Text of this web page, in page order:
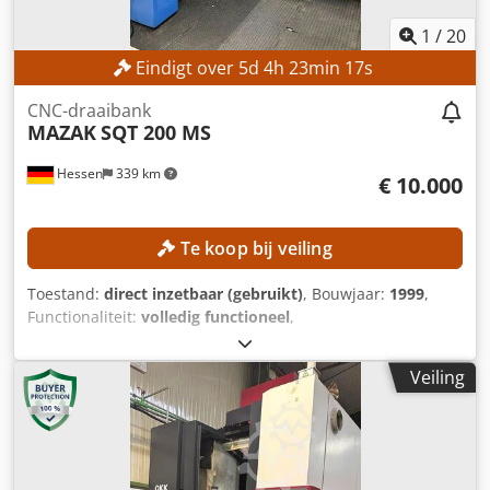
1 /20
Eindigt over 5d 4h 23min 15s
Hessen 339 km
CNC-draaibank
MAZAKSQT 200 MS
€ 10.000
Te koop bij veiling
Toestand: direct inzetbaar (gebruikt), Bouwjaar: 1999,
Functionaliteit: volledig functioneel,
142967
de dwarsslede:300 mm, spilsnelheid (max.):5.000 rpm,
snelle verplaatsing X-as:
30 m/min, aanvoersnelheid X-as:
5 m/min
, controller model:Mazatrol PC Fusion CNC 640T
Geen minimumprijs – gegarandeerde verkoop tegen het
hoogste bod! TECHNISCHE GEGEVENS Werkgebied
Draaiddiameter max.: 300 mm Zwaaidiameter max.: 525
Veiling